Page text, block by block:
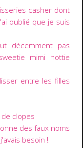
casher dont
oublié que je suis
décemment pas
mimi hottie
entre les filles
clopes
des faux noms
besoin !